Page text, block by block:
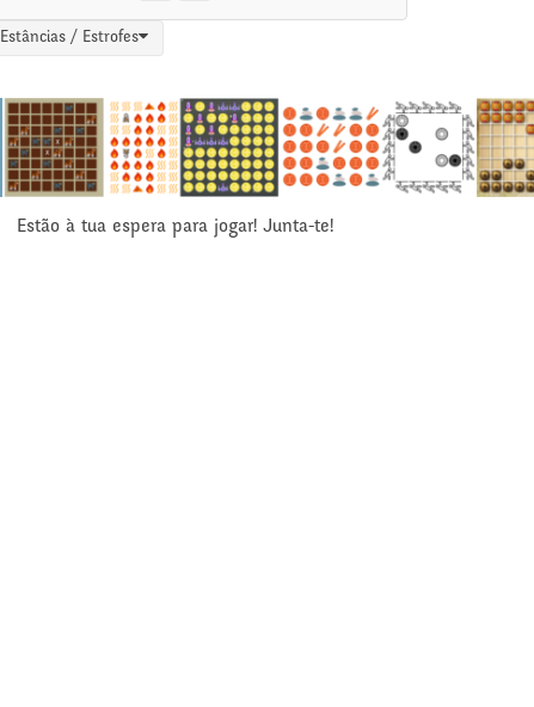
Estâncias / Estrofes
Estão à tua espera para jogar! Junta-te!